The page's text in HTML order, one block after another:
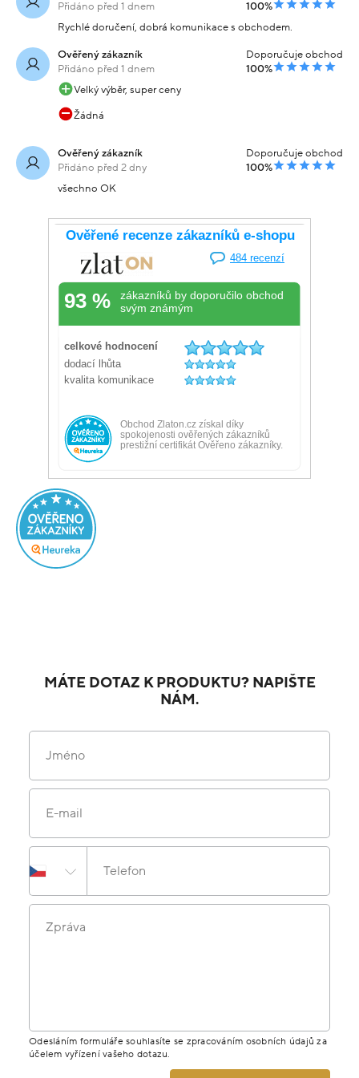
Přidáno před 1 dnem
100%
Rychlé doručení, dobrá komunikace s obchodem.
Ověřený zákazník
Přidáno před 1 dnem
Doporučuje obchod
100%
Velký výběr, super ceny
Žádná
Ověřený zákazník
Přidáno před 2 dny
Doporučuje obchod
100%
všechno OK
MÁTE DOTAZ K PRODUKTU? NAPIŠTE
NÁM.
Jméno
E-mail
Telefon
Zpráva
Odesláním formuláře souhlasíte se zpracováním osobních údajů za
účelem vyřízení vašeho dotazu.